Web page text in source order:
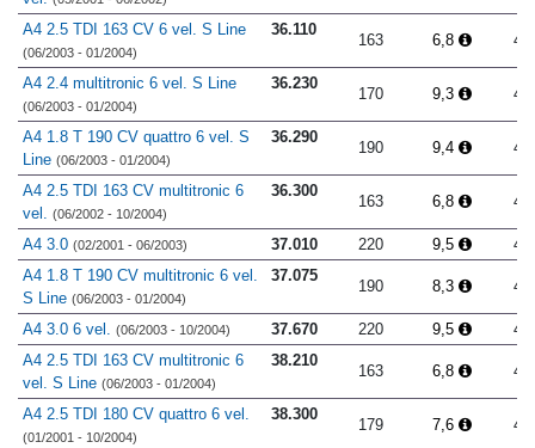
A4 2.5 TDI 163 CV 6 vel. S Line
(06/2003 - 01/2004)
36.110
163 6,8
A4 2.4 multitronic 6 vel. S Line
(06/2003 - 01/2004)
36.230
170 9,3
A4 1.8 T 190 CV quattro 6 vel. S
Line (06/2003 - 01/2004)
36.290
190 9,4
A4 2.5 TDI 163 CV multitronic 6
vel. (06/2002 - 10/2004)
36.300
163 6,8
A4 3.0 (02/2001 - 06/2003) 37.010 220 9,5
A4 1.8 T 190 CV multitronic 6 vel.
S Line (06/2003 - 01/2004)
37.075
190 8,3
A4 3.0 6 vel. (06/2003 - 10/2004) 37.670 220 9,5
A4 2.5 TDI 163 CV multitronic 6
vel. S Line (06/2003 - 01/2004)
38.210
163 6,8
A4 2.5 TDI 180 CV quattro 6 vel.
(01/2001 - 10/2004)
38.300
179 7,6